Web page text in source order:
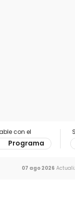
con el
Programa
07 ago 2026